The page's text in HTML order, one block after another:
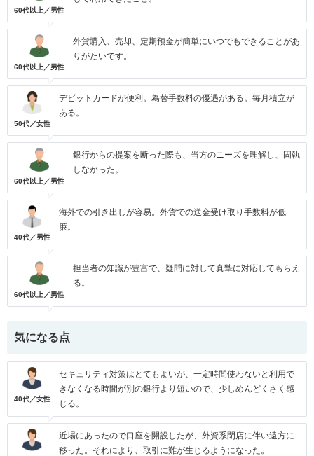
60代以上／男性
60代以上／男性
外貨購入、売却、定期預金が簡単にいつでもできることがあ
りがたいです。
50代／女性
デビットカードが便利。為替手数料の優遇がある。毎月積立が
ある。
60代以上／男性
銀行からの提案を断った際も、当方のニーズを理解し、固執
しなかった。
40代／男性
海外での引き出しが容易。外貨での送金受け取り手数料が低
廉。
60代以上／男性
担当者の知識が豊富で、疑問に対して真摯に対応してもらえ
る。
気になる点
40代／女性
セキュリティ対策はとてもよいが、一定時間使わないと利用で
きなくなる時間が別の銀行より短いので、少しめんどくさく感
じる。
近場にあったので口座を開設したが、外資系閉店に伴い遠方に
移った。それにより、取引に難が生じるようになった。